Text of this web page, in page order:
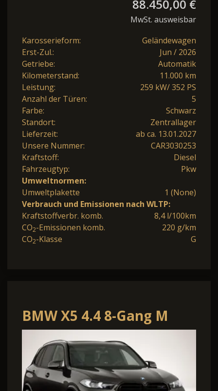
88.450,00 €
MwSt. ausweisbar
Karosserieform:
Geländewagen
Erst-Zul.:
Jun / 2026
Getriebe:
Automatik
Kilometerstand:
11.000 km
Leistung:
259 kW/ 352 PS
Anzahl der Türen:
5
Farbe:
Schwarz
Standort:
Zentrallager
Lieferzeit:
ab ca. 13.01.2027
Unsere Nummer:
CAR3030253
Kraftstoff:
Diesel
Fahrzeugtyp:
Pkw
Umweltnormen:
Umweltplakette
1 (None)
Verbrauch und Emissionen nach WLTP:
Kraftstoffverbr. komb.
8,4 l/100km
CO2-Emissionen komb.
220 g/km
CO2-Klasse G
BMW X5 4.4 8-Gang M
Steptronic